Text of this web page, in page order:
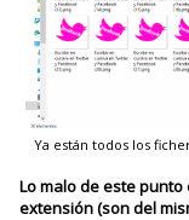
Ya están todos los
Lo malo de este
extensión (son del